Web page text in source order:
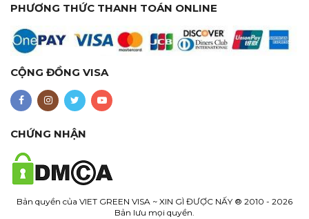
PHƯƠNG THỨC THANH TOÁN ONLINE
CỘNG ĐỒNG VISA
CHỨNG NHẬN
Bản quyền của VIET GREEN VISA ~ XIN GÌ ĐƯỢC NẤY ® 2010 - 2026
Bản lưu mọi quyền.